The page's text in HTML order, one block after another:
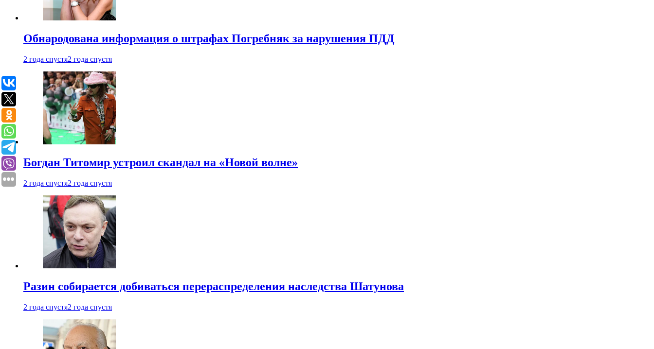
Обнародована информация о штрафах Погребняк за нарушения ПДД
2 года спустя2 года спустя
Богдан Титомир устроил скандал на «Новой волне»
2 года спустя2 года спустя
Разин собирается добиваться перераспределения наследства Шатунова
2 года спустя2 года спустя